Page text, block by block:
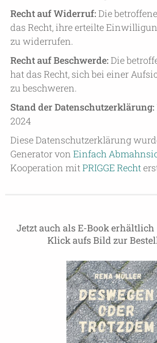
Recht auf Widerruf:Die
das Recht, ihre erteilte
zu widerrufen.
Recht auf Beschwerde:Die
hat das Recht, sich bei einer
zu beschweren.
Stand der Datenschutzerklärung:
2024
Diese Datenschutzerklärung
Generator von Einfach
Kooperation mitPRIGGE Recht
Jetzt auch als E-Book
Klick aufs Bild zur